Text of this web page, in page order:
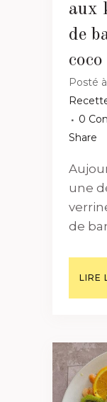
aux
de
coco
Posté
0
Share
une
de
LIRE